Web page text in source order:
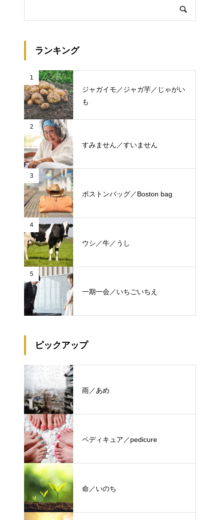
ランキング
1
ジャガイモ／ジャガ芋／じゃがい
も
2
すみません／すいません
3
ボストンバッグ／Boston bag
4
ウシ／牛／うし
5
一期一会／いちごいちえ
ピックアップ
雨／あめ
ペディキュア／pedicure
命／いのち